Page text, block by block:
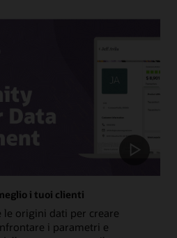
i tuoi clienti
origini dati per creare
i parametri e